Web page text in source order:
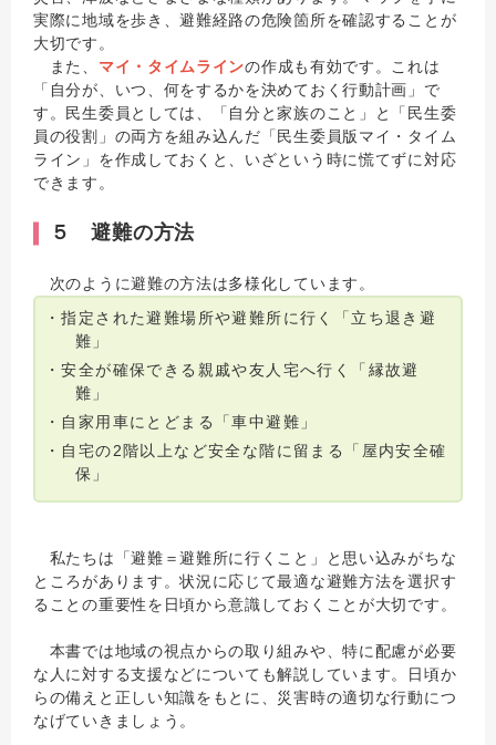
実際に地域を歩き、避難経路の危険箇所を確認することが
大切です。
また、 マイ・タイムラインの作成も有効です。これは
「自分が、いつ、何をするかを決めておく行動計画」で
す。民生委員としては、「自分と家族のこと」と「民生委
員の役割」の両方を組み込んだ「民生委員版マイ・タイム
ライン」を作成しておくと、いざという時に慌てずに対応
できます。
５ 避難の方法
次のように避難の方法は多様化しています。
・指定された避難場所や避難所に行く「立ち退き避
難」
・安全が確保できる親戚や友人宅へ行く「縁故避
難」
・自家用車にとどまる「車中避難」
・自宅の2階以上など安全な階に留まる「屋内安全確
保」
私たちは「避難＝避難所に行くこと」と思い込みがちな
ところがあります。状況に応じて最適な避難方法を選択す
ることの重要性を日頃から意識しておくことが大切です。
本書では地域の視点からの取り組みや、特に配慮が必要
な人に対する支援などについても解説しています。日頃か
らの備えと正しい知識をもとに、災害時の適切な行動につ
なげていきましょう。